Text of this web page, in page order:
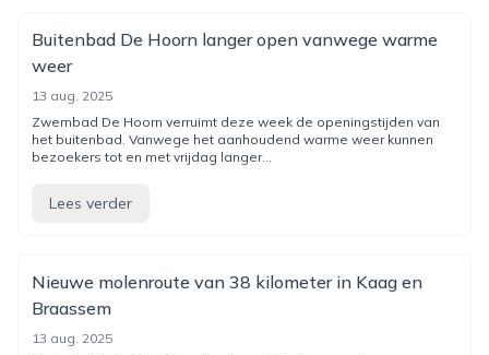
Buitenbad De Hoorn langer open vanwege warme
weer
13 aug. 2025
Zwembad De Hoorn verruimt deze week de openingstijden van
het buitenbad. Vanwege het aanhoudend warme weer kunnen
bezoekers tot en met vrijdag langer...
Lees verder
Nieuwe molenroute van 38 kilometer in Kaag en
Braassem
13 aug. 2025